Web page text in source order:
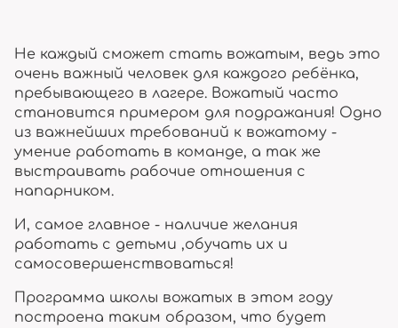
Не каждый сможет стать вожатым, ведь это
очень важный человек для каждого ребёнка,
пребывающего в лагере. Вожатый часто
становится примером для подражания! Одно
из важнейших требований к вожатому -
умение работать в команде, а так же
выстраивать рабочие отношения с
напарником.
И, самое главное - наличие желания
работать с детьми ,обучать их и
самосовершенствоваться!
Программа школы вожатых в этом году
построена таким образом, что будет